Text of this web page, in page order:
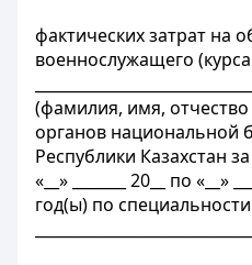
фактических затрат на
военнослужащего
(фамилия, имя,
органов национальной
Республики Казахстан
«__» _______ 20__ по «__»
год(ы) по специальности